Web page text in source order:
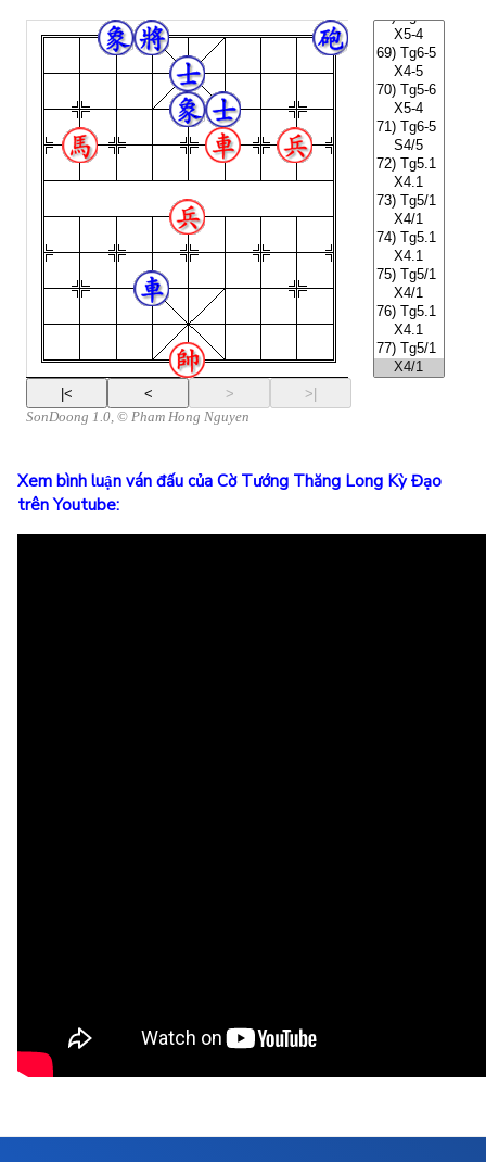
Xem bình luận ván đấu của Cờ Tướng Thăng Long Kỳ Đạo
trên Youtube: